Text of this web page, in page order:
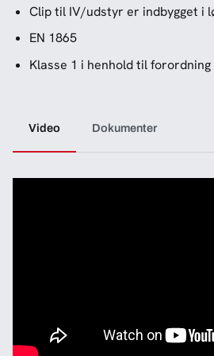
Clip til IV/udstyr er indbygget i
EN 1865
Klasse 1 i henhold til
Video Dokumenter